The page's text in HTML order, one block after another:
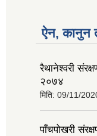
ऐन, कानुन
रैथानेश्वरी
२०७४
मिति: 09/11/
पाँचपोखरी